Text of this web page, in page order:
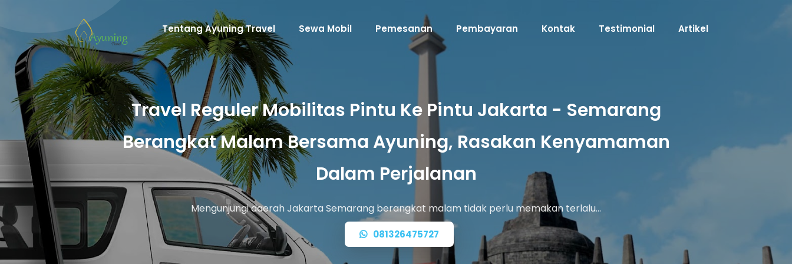
Tentang Ayuning Travel Sewa Mobil Pemesanan Pembayaran Kontak Testimonial Artikel
Travel Reguler Mobilitas Pintu Ke Pintu Jakarta - Semarang
Berangkat Malam Bersama Ayuning, Rasakan Kenyamaman
Dalam Perjalanan
Mengunjungi daerah Jakarta Semarang berangkat malam tidak perlu memakan terlalu…
081326475727